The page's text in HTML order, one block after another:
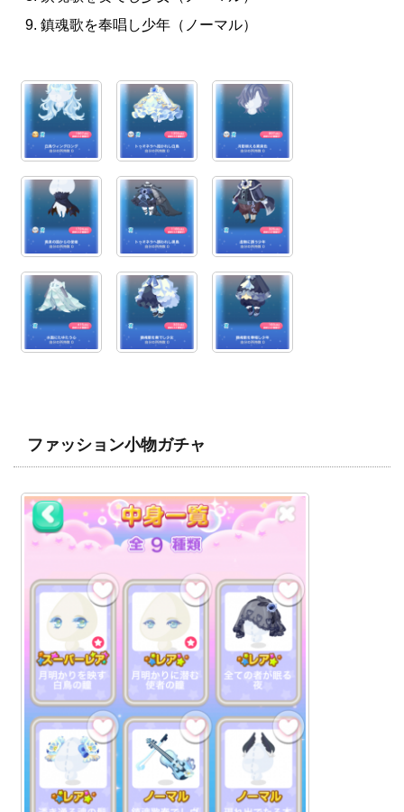
鎮魂歌を奉唱し少年（ノーマル）
ファッション小物ガチャ